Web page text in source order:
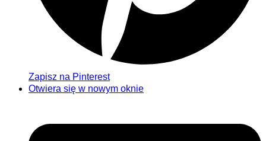
Zapisz na Pinterest
Otwiera się w nowym oknie